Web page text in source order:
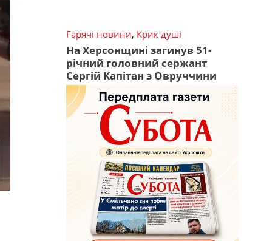
Гарячі новини, Крик душі
На Херсонщині загинув 51-
річний головний сержант
Сергій Капітан з Овруччини